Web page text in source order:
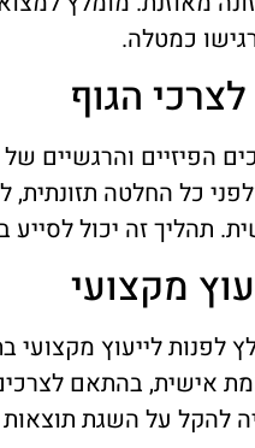
כמטלה.
הגוף
הפיזיים והרגשיים של
כל החלטה
תהליך זה יכול לסייע
מקצועי
לפנות לייעוץ מקצועי
אישית, בהתאם
להקל על השגת תוצאות